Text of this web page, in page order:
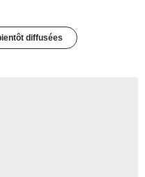
diffusées